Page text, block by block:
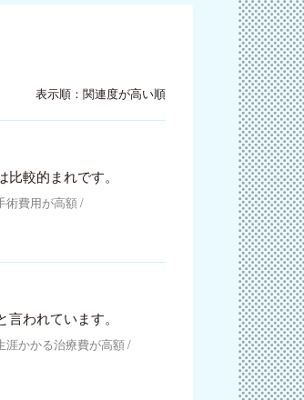
表示順：関連度が高い順
較的まれです。
術費用が高額
われています。
涯かかる治療費が高額